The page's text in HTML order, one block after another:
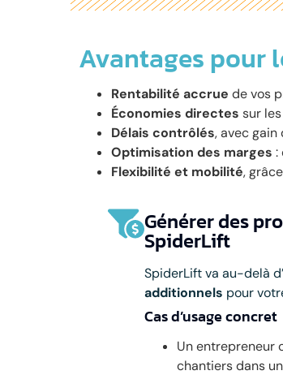
Avantages pour
Rentabilité accrue de vos
Économies directes sur
Délais contrôlés, avec
Optimisation des marges :
Flexibilité et mobilité,
Générer des
SpiderLift
SpiderLift va au-delà
additionnels pour
Cas d’usage concret
Un entrepreneur
chantiers dans